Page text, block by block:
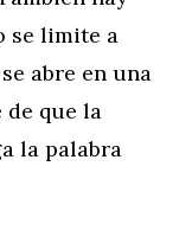
se limite a
abre en una
de que la
la palabra